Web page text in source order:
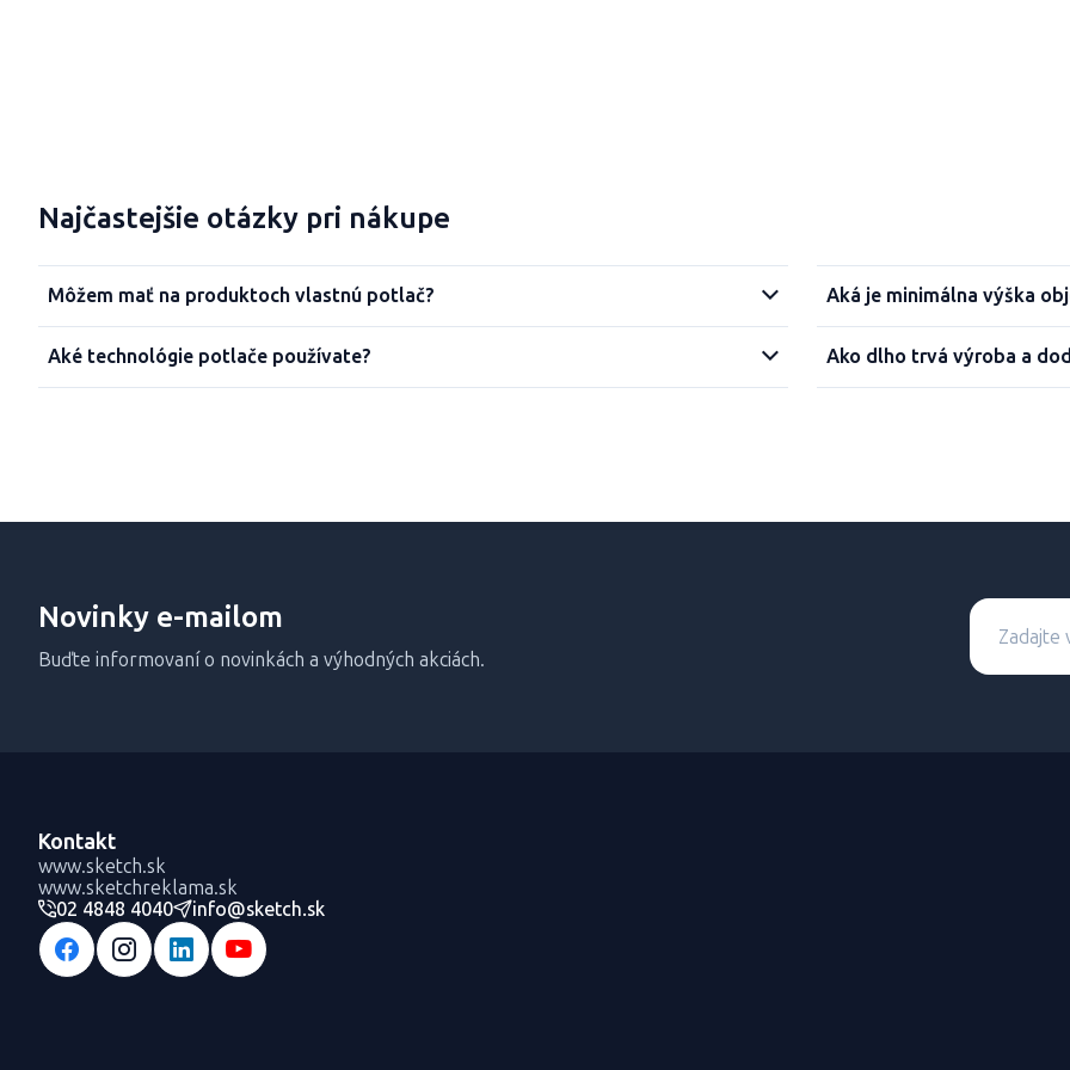
Najčastejšie otázky pri nákupe
Môžem mať na produktoch vlastnú potlač?
Aké technológie potlače používate?
Aká je minimálna výška
Ako dlho trvá výroba a
Novinky e-mailom
Buďte informovaní o novinkách a výhodných akciách.
Kontakt
www.sketch.sk
www.sketchreklama.sk
02 4848 4040
info@sketch.sk